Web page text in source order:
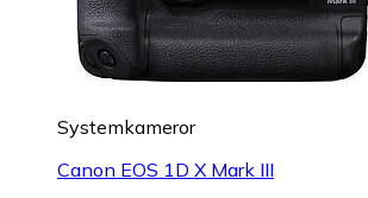
Systemkameror
Canon EOS 1D X Mark III